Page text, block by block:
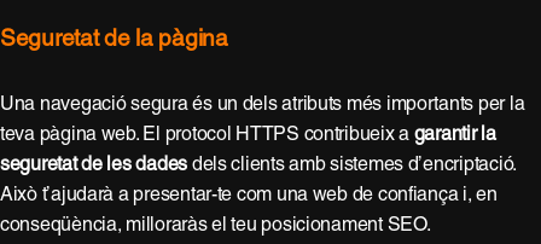
Seguretat de la pàgina
Una navegació segura és un dels atributs més importants per la
teva pàgina web. El protocol HTTPS contribueix a garantir la
seguretat de les dades dels clients amb sistemes d’encriptació.
Això t’ajudarà a presentar-te com una web de confiança i, en
conseqüència, milloraràs el teu posicionament SEO.